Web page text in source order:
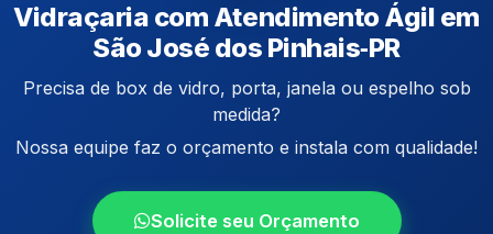
Vidraçaria com Atendimento Ágil em
São José dos Pinhais‑PR
Precisa de box de vidro, porta, janela ou espelho sob
medida?
Nossa equipe faz o orçamento e instala com qualidade!
Solicite seu Orçamento